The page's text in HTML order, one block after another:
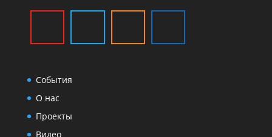
События
О нас
Проекты
Видео